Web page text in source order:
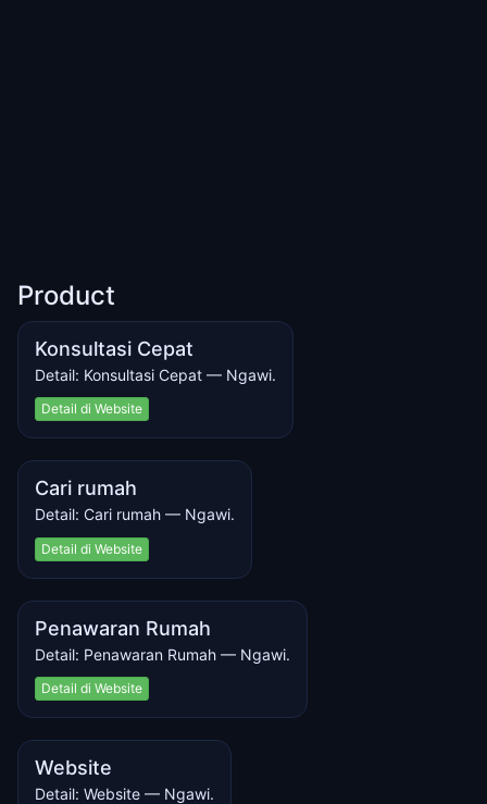
Product
Konsultasi Cepat
Detail: Konsultasi Cepat — Ngawi.
Detail di Website
Cari rumah
Detail: Cari rumah — Ngawi.
Detail di Website
Penawaran Rumah
Detail: Penawaran Rumah — Ngawi.
Detail di Website
Website
Detail: Website — Ngawi.